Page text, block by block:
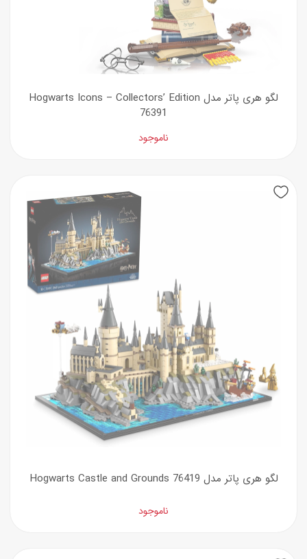
لگو هری پاتر مدل Hogwarts Icons – Collectors’ Edition
76391
ناموجود
لگو هری پاتر مدل Hogwarts Castle and Grounds 76419
ناموجود